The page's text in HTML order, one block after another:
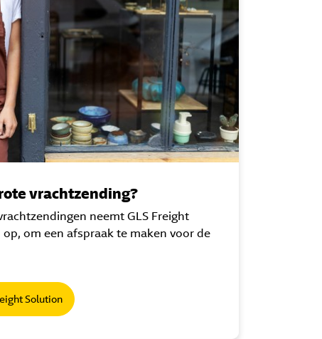
vrachtzending?
neemt GLS Freight
om een afspraak te maken voor de
Solution